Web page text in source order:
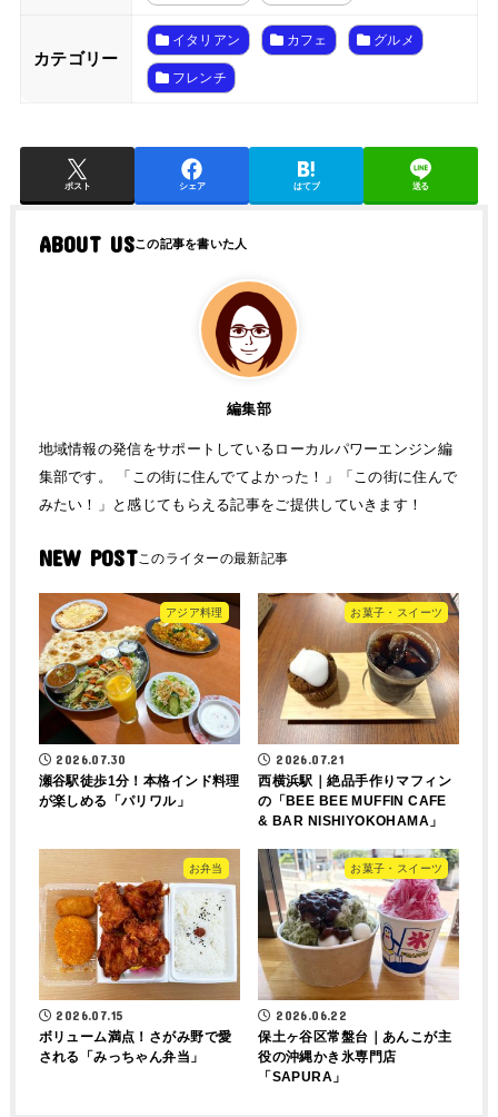
カテゴリー
イタリアン カフェ グルメ
フレンチ
ポスト シェア はてブ 送る
ABOUT US
編集部
地域情報の発信をサポートしているローカルパワーエンジン編
集部です。 「この街に住んでてよかった！」「この街に住んで
みたい！」と感じてもらえる記事をご提供していきます！
NEW POST
アジア料理
2026.07.30
瀬谷駅徒歩1分！本格インド料理
が楽しめる「パリワル」
お菓子・スイーツ
2026.07.21
西横浜駅｜絶品手作りマフィン
の「BEE BEE MUFFIN CAFE
& BAR NISHIYOKOHAMA」
お弁当
2026.07.15
ボリューム満点！さがみ野で愛
される「みっちゃん弁当」
お菓子・スイーツ
2026.06.22
保土ヶ谷区常盤台｜あんこが主
役の沖縄かき氷専門店
「SAPURA」